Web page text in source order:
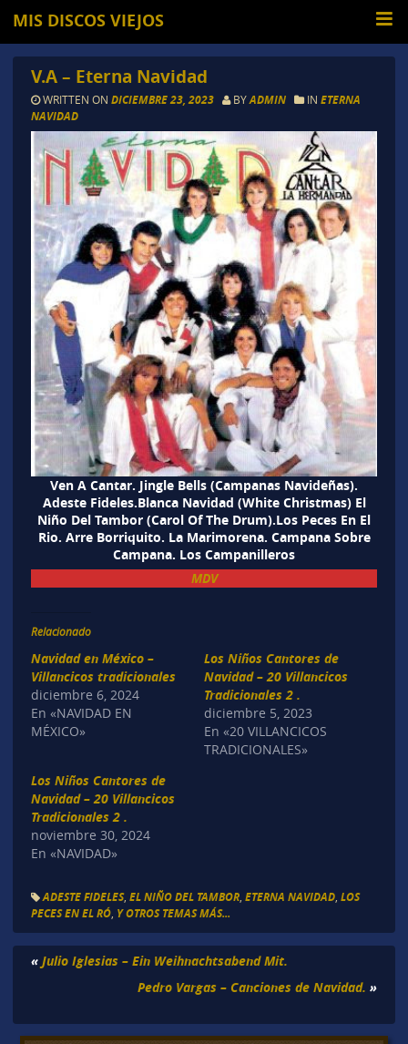
MIS DISCOS VIEJOS
V.A – Eterna Navidad
WRITTEN ON DICIEMBRE 23, 2023 BYADMIN IN ETERNA
NAVIDAD
Ven A Cantar. Jingle Bells (Campanas Navideñas).
Adeste Fideles.Blanca Navidad (White Christmas) El
Niño Del Tambor (Carol Of The Drum).Los Peces En El
Rio. Arre Borriquito. La Marimorena. Campana Sobre
Campana. Los Campanilleros
MDV
Relacionado
Navidad en México –
Villancicos tradicionales
diciembre 6, 2024
En «NAVIDAD EN
MÉXICO»
Los Niños Cantores de
Navidad – 20 Villancicos
Tradicionales 2 .
diciembre 5, 2023
En «20 VILLANCICOS
TRADICIONALES»
Los Niños Cantores de
Navidad – 20 Villancicos
Tradicionales 2 .
noviembre 30, 2024
En «NAVIDAD»
ADESTE FIDELES, EL NIÑO DEL TAMBOR, ETERNA NAVIDAD, LOS
PECES EN EL RÓ, Y OTROS TEMAS MÁS...
« Julio Iglesias – Ein Weihnachtsabend Mit.
Pedro Vargas – Canciones de Navidad. »